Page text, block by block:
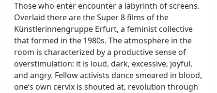
Those who enter encounter a labyrinth of screens.
Overlaid there are the Super 8 films of the
Künstlerinnengruppe Erfurt, a feminist collective
that formed in the 1980s. The atmosphere in the
room is characterized by a productive sense of
overstimulation: it is loud, dark, excessive, joyful,
and angry. Fellow activists dance smeared in blood,
one’s own cervix is shouted at, revolution through